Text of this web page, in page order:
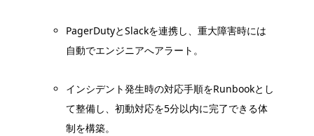
PagerDutyとSlackを連携し、重大障害時には
自動でエンジニアへアラート。
インシデント発生時の対応手順をRunbookとし
て整備し、初動対応を5分以内に完了できる体
制を構築。